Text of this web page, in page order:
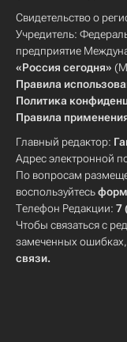
Свидетельство о
Учредитель:
предприятие
«Россия сегодня»
Правила
Политика
Правила
Главный редактор:
Адрес электронной
По вопросам
воспользуйтесь
Телефон Редакции: 7
Чтобы связаться с
замеченных ошибках,
связи.